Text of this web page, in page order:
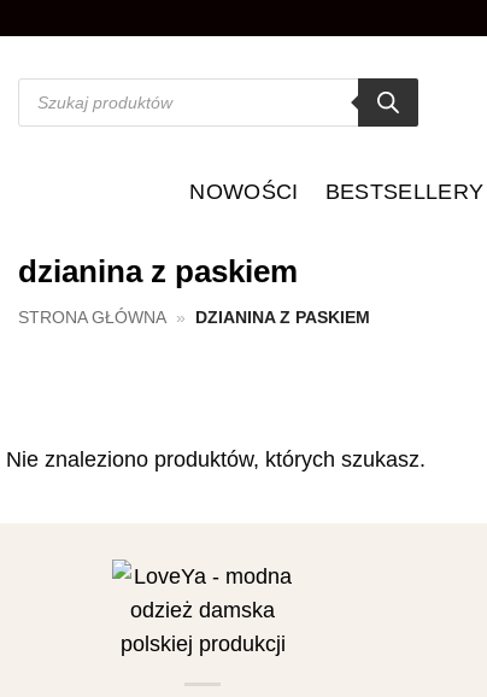
zawartości
Wyszukiwarka
produktów
NOWOŚCI BESTSELLERY
dzianina z paskiem
STRONA GŁÓWNA » DZIANINA Z PASKIEM
Nie znaleziono produktów, których szukasz.